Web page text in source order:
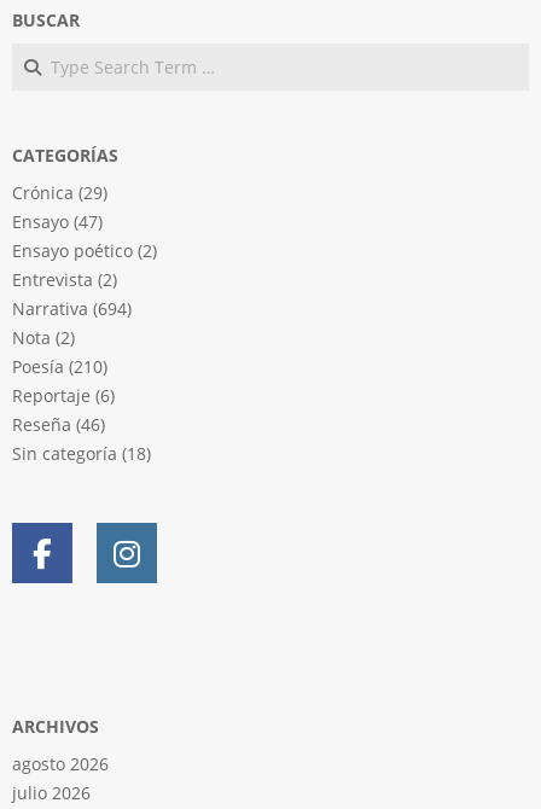
BUSCAR
Search
CATEGORÍAS
Crónica (29)
Ensayo (47)
Ensayo poético (2)
Entrevista (2)
Narrativa (694)
Nota (2)
Poesía (210)
Reportaje (6)
Reseña (46)
Sin categoría (18)
ARCHIVOS
agosto 2026
julio 2026